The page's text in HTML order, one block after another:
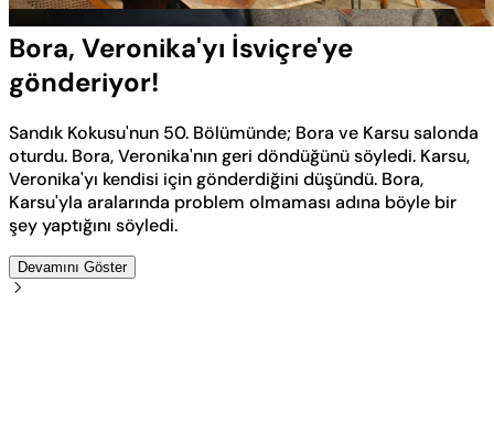
Aç
Hızı
Bora, Veronika'yı İsviçre'ye
gönderiyor!
Sandık Kokusu'nun 50. Bölümünde; Bora ve Karsu salonda
oturdu. Bora, Veronika'nın geri döndüğünü söyledi. Karsu,
Veronika'yı kendisi için gönderdiğini düşündü. Bora,
Karsu'yla aralarında problem olmaması adına böyle bir
şey yaptığını söyledi.
Devamını Göster